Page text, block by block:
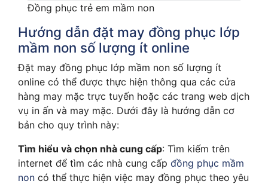
Đồng phục trẻ em mầm non
Hướng dẫn đặt may đồng phục lớp
mầm non số lượng ít online
Đặt may đồng phục lớp mầm non số lượng ít
online có thể được thực hiện thông qua các cửa
hàng may mặc trực tuyến hoặc các trang web dịch
vụ in ấn và may mặc. Dưới đây là hướng dẫn cơ
bản cho quy trình này:
Tìm hiểu và chọn nhà cung cấp: Tìm kiếm trên
internet để tìm các nhà cung cấp đồng phục mầm
non có thể thực hiện việc may đồng phục theo yêu